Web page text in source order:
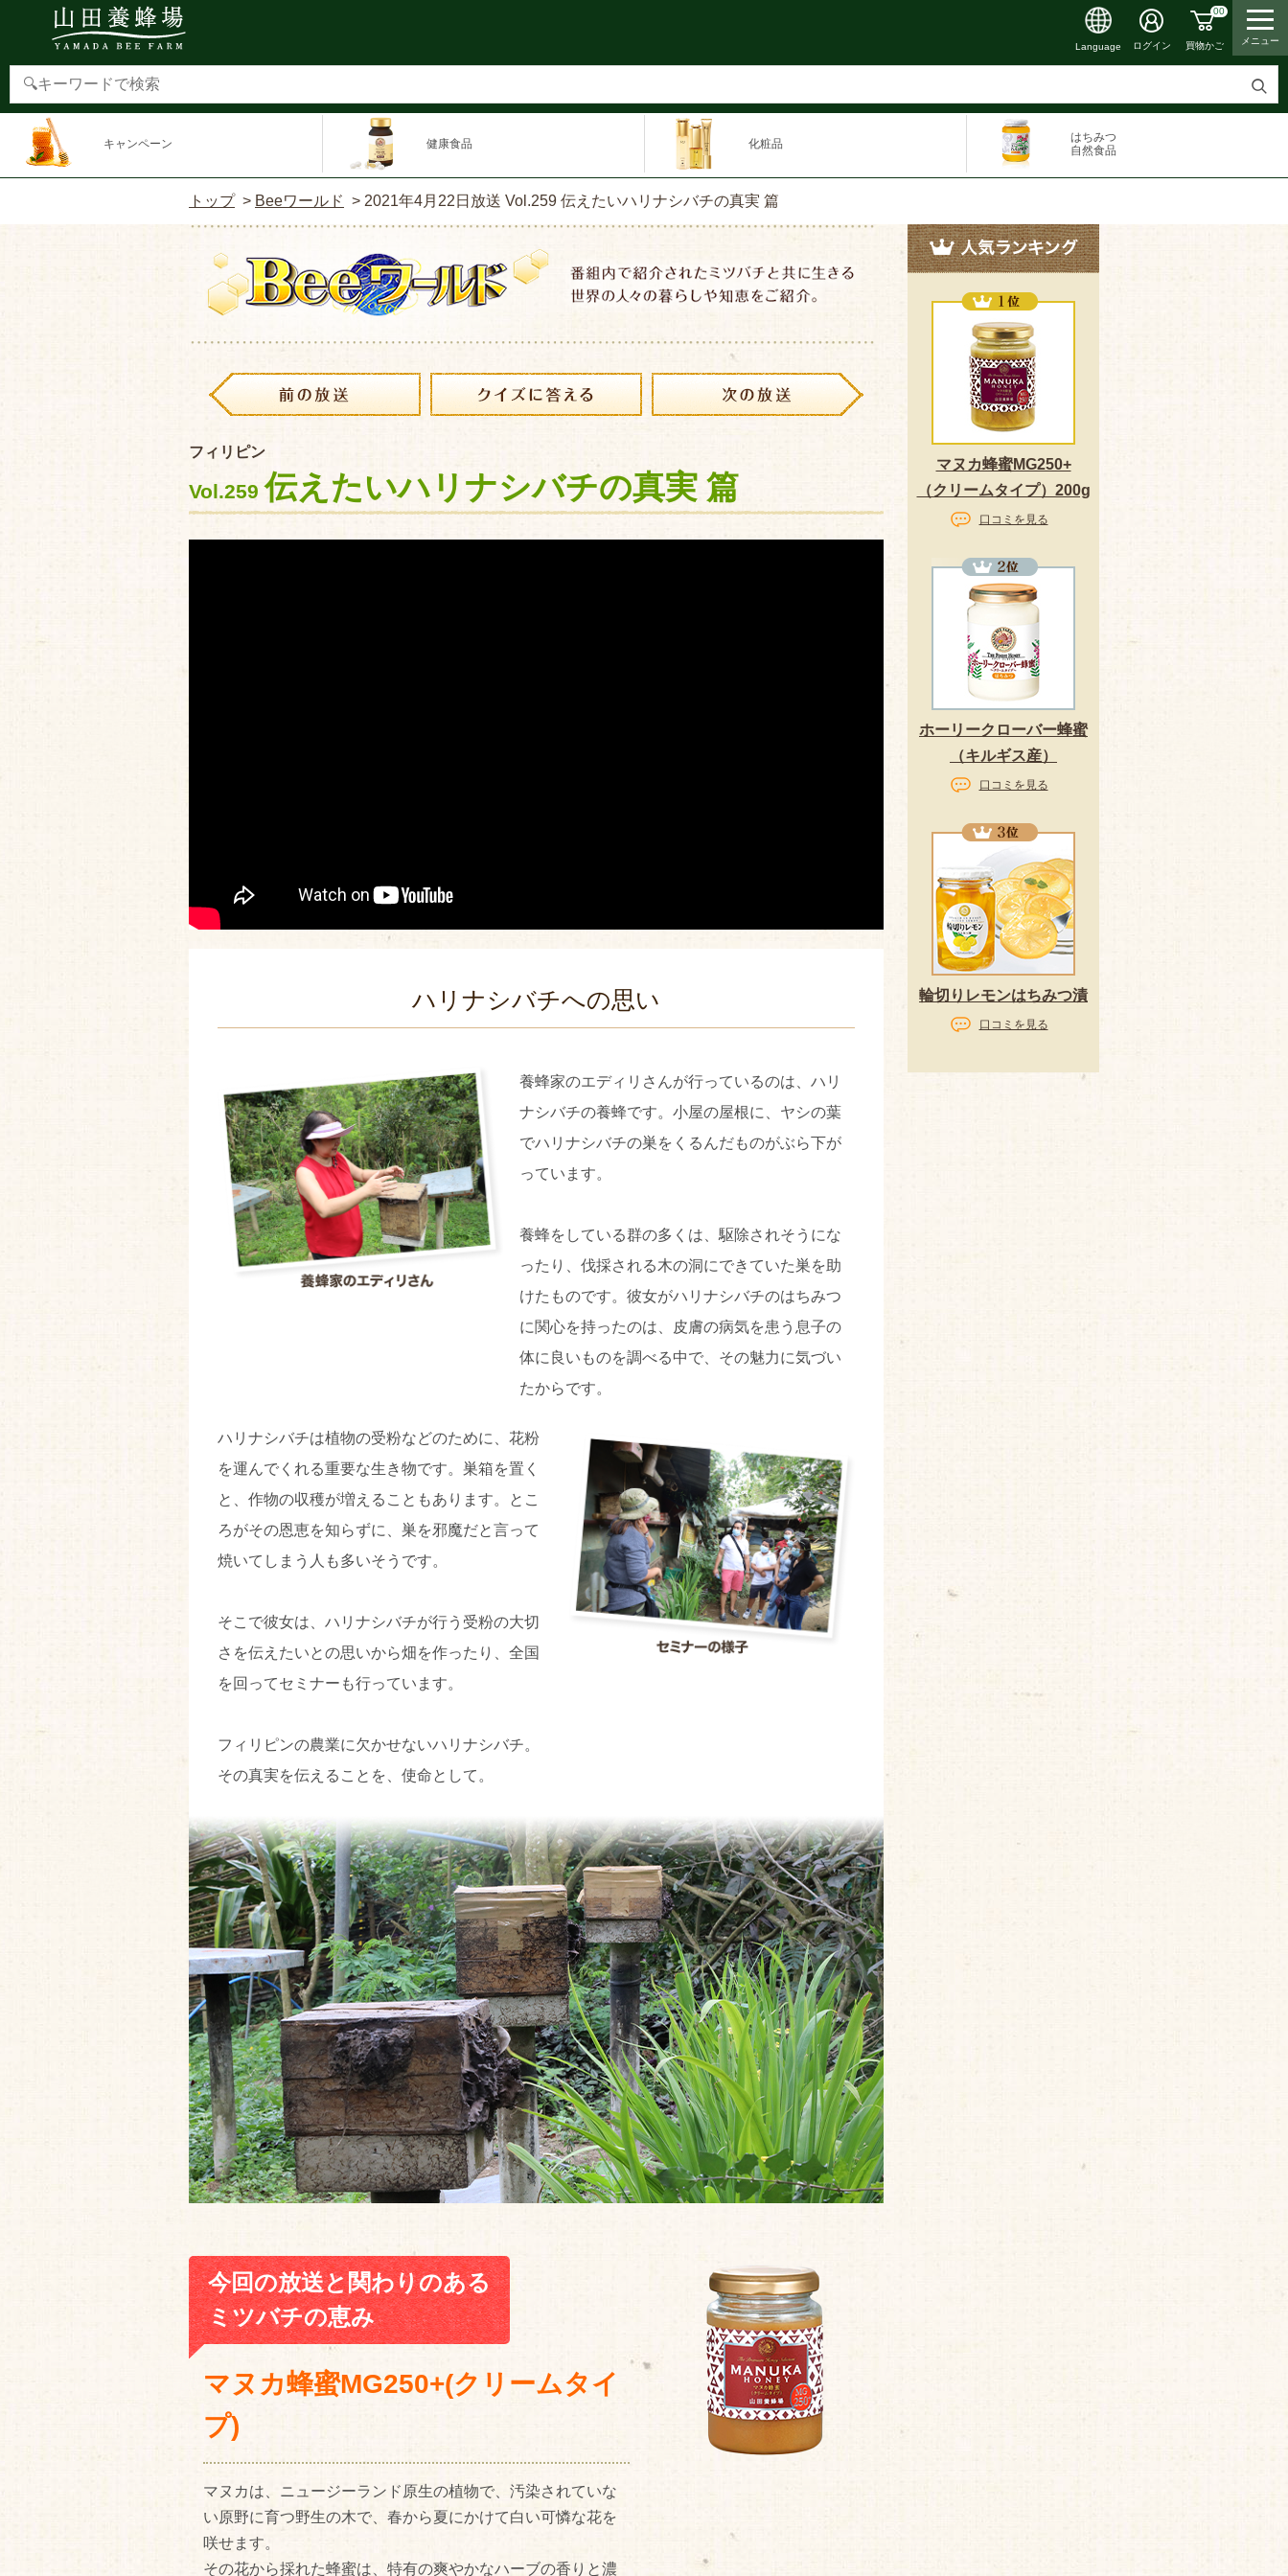
検
Language ログイン
00
買物かご メニュー
キャンペーン 健康食品 化粧品
はちみつ
自然食品
トップ > Beeワールド > 2021年4月22日放送 Vol.259 伝えたいハリナシバチの真実 篇
フィリピン
Vol.259伝えたいハリナシバチの真実 篇
ハリナシバチへの思い
養蜂家のエディリさんが行っているのは、ハリ
ナシバチの養蜂です。小屋の屋根に、ヤシの葉
でハリナシバチの巣をくるんだものがぶら下が
っています。
養蜂をしている群の多くは、駆除されそうにな
ったり、伐採される木の洞にできていた巣を助
けたものです。彼女がハリナシバチのはちみつ
に関心を持ったのは、皮膚の病気を患う息子の
体に良いものを調べる中で、その魅力に気づい
たからです。
ハリナシバチは植物の受粉などのために、花粉
を運んでくれる重要な生き物です。巣箱を置く
と、作物の収穫が増えることもあります。とこ
ろがその恩恵を知らずに、巣を邪魔だと言って
焼いてしまう人も多いそうです。
そこで彼女は、ハリナシバチが行う受粉の大切
さを伝えたいとの思いから畑を作ったり、全国
を回ってセミナーも行っています。
フィリピンの農業に欠かせないハリナシバチ。
その真実を伝えることを、使命として。
今回の放送と関わりのある
ミツバチの恵み
マヌカ蜂蜜MG250+(クリームタイ
プ)
マヌカは、ニュージーランド原生の植物で、汚染されていな
い原野に育つ野生の木で、春から夏にかけて白い可憐な花を
咲せます。
その花から採れた蜂蜜は、特有の爽やかなハーブの香りと濃
マヌカ蜂蜜MG250+
（クリームタイプ）200g
口コミを見る
ホーリークローバー蜂蜜
（キルギス産）
口コミを見る
輪切りレモンはちみつ漬
口コミを見る